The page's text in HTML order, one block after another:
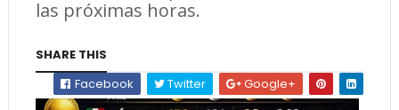
las próximas horas.
SHARE THIS
Facebook
Twitter Google+